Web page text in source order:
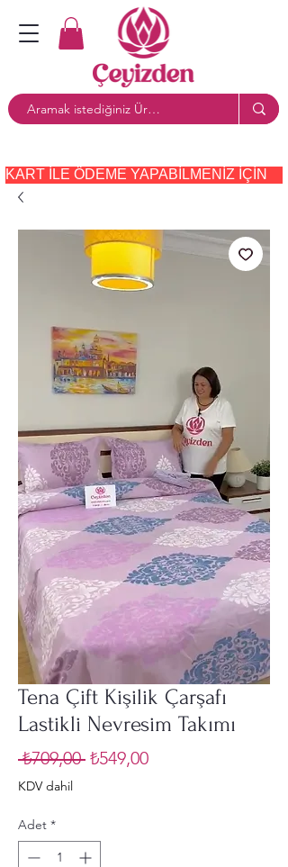
KART ILE ÖDEME YAPABILMENIZ IÇIN
Tena Çift Kişilik Çarşafı
Lastikli Nevresim Takımı
₺709,00 Normal
₺549,00İndirimli
KDV dahil
Adet *